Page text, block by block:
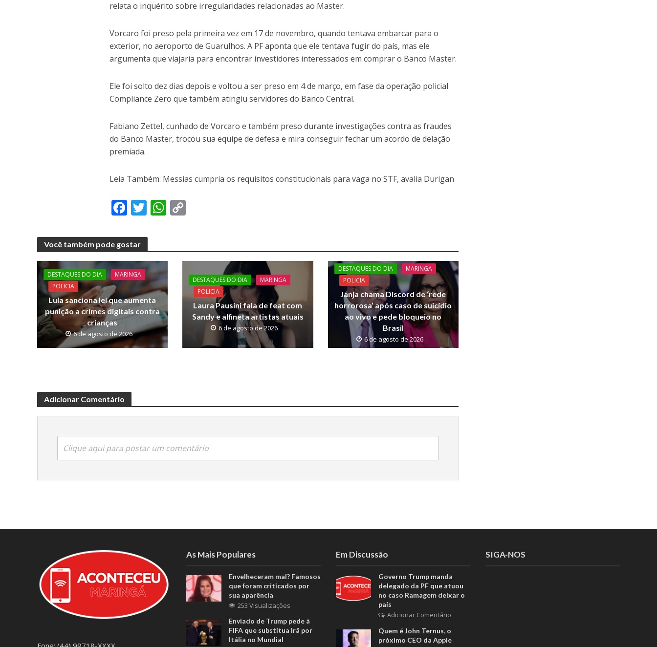
relata o inquérito sobre irregularidades relacionadas ao Master.
Vorcaro foi preso pela primeira vez em 17 de novembro, quando tentava embarcar para o
exterior, no aeroporto de Guarulhos. A PF aponta que ele tentava fugir do país, mas ele
argumenta que viajaria para encontrar investidores interessados em comprar o Banco Master.
Ele foi solto dez dias depois e voltou a ser preso em 4 de março, em fase da operação policial
Compliance Zero que também atingiu servidores do Banco Central.
Fabiano Zettel, cunhado de Vorcaro e também preso durante investigações contra as fraudes
do Banco Master, trocou sua equipe de defesa e mira conseguir fechar um acordo de delação
premiada.
Leia Também: Messias cumpria os requisitos constitucionais para vaga no STF, avalia Durigan
F
e
b
o
o
k
T
itt
er
W
s
A
p
p
y
Li
n
k
Você também pode gostar
DESTAQUES DO DIA
MARINGA
POLICIA
Lula sanciona lei que aumenta
punição a crimes digitais contra
crianças
6 de agosto de 2026
DESTAQUES DO DIA
MARINGA
POLICIA
Laura Pausini fala de feat com
Sandy e alfineta artistas atuais
6 de agosto de 2026
DESTAQUES DO DIA
MARINGA
POLICIA
Janja chama Discord de ‘rede
horrorosa’ após caso de suicídio
ao vivo e pede bloqueio no
Brasil
6 de agosto de 2026
Adicionar Comentário
Clique aqui para postar um comentário
As Mais Populares
Envelheceram mal? Famosos
que foram criticados por
sua aparência
253 Visualizações
Enviado de Trump pede à
FIFA que substitua Irã por
Itália no Mundial
Em Discussão
Governo Trump manda
delegado da PF que atuou
no caso Ramagem deixar o
país
Adicionar Comentário
Quem é John Ternus, o
próximo CEO da Apple
SIGA-NOS